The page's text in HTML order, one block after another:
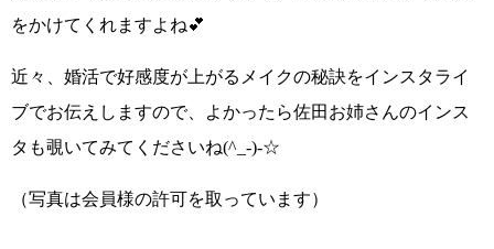
をかけてくれますよね💕
近々、 婚活で好感度が上がるメイクの秘訣をインスタライ
ブでお伝えしますので、よかったら佐田お姉さんのインス
タも覗いてみてくださいね(^_-)-☆
（写真は会員様の許可を取っています）